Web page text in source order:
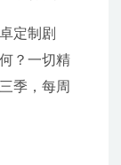
定制剧
？一切精
季，每周